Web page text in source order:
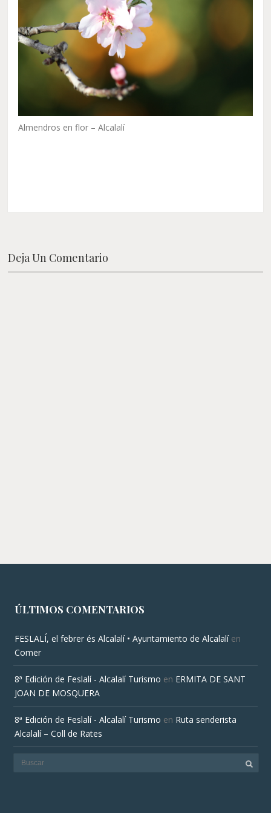
Almendros en flor – Alcalalí
Deja Un Comentario
ÚLTIMOS COMENTARIOS
FESLALÍ, el febrer és Alcalalí • Ayuntamiento de Alcalalíen
Comer
8ª Edición de Feslalí - Alcalalí Turismo en ERMITA DE SANT
JOAN DE MOSQUERA
8ª Edición de Feslalí - Alcalalí Turismo en Ruta senderista
Alcalalí – Coll de Rates